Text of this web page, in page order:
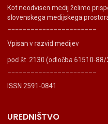
Kot neodvisen medij želimo
slovenskega medijskega
Vpisan v razvid medijev
pod št. 2130 (odločba 61510-88/
ISSN 2591-0841
UREDNIŠTVO